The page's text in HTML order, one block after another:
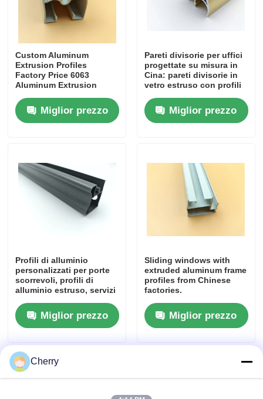
Notizie
Richiedi un preventivo
Profili della finestra di alluminio
Profili per porte in alluminio
Accessori per profili di alluminio
Profili per finestre a battente
Profili per facciate continue
Custom Aluminum
Extrusion Profiles
Factory Price 6063
Aluminum Extrusion
Miglior prezzo
Pareti divisorie per uffici
progettate su misura in
Cina: pareti divisorie in
vetro estruso con profili
Miglior prezzo
Profili di alluminio
personalizzati per porte
scorrevoli, profili di
alluminio estruso, servizi
personalizzati.
Miglior prezzo
Sliding windows with
extruded aluminum frame
profiles from Chinese
factories.
Miglior prezzo
Cherry